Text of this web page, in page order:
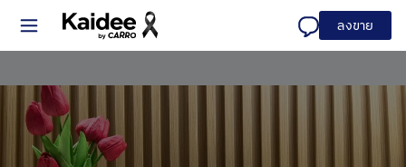
ลงขาย